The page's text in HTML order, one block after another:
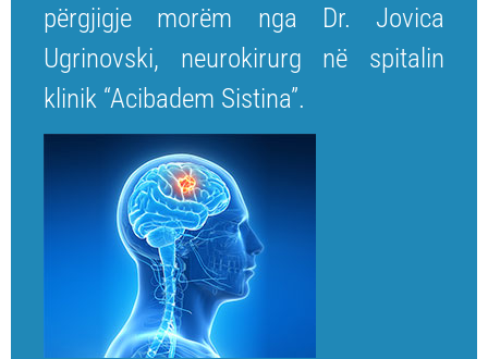
përgjigje morëm nga Dr. Jovica
Ugrinovski, neurokirurg në spitalin
klinik “Acibadem Sistina”.